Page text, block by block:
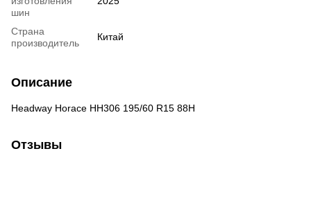
шин
Страна
производитель
Китай
Описание
Headway Horace HH306 195/60 R15 88H
Отзывы